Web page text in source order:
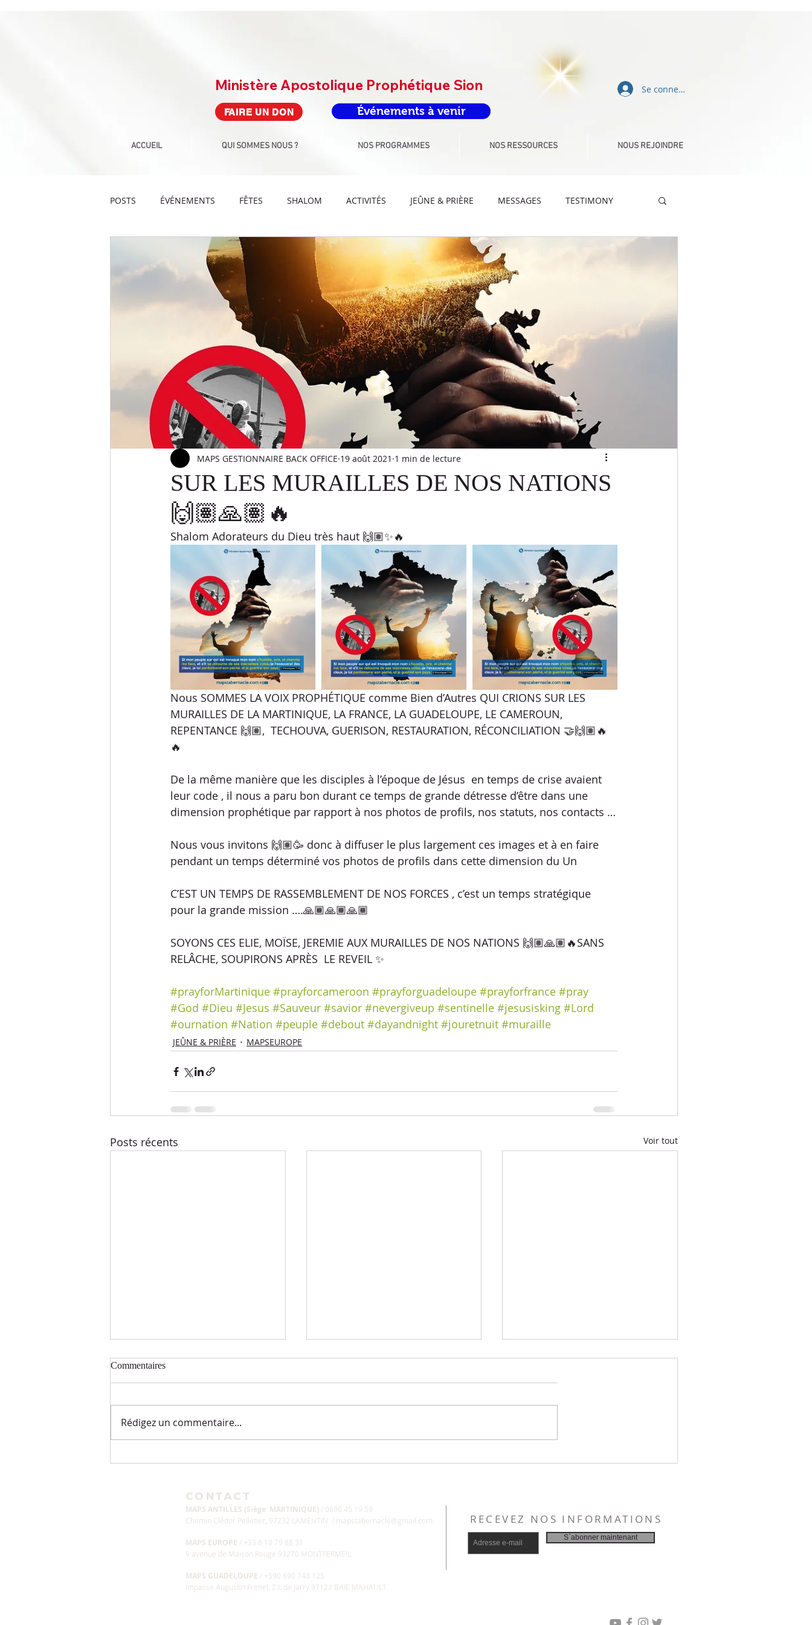
FAIRE UN DON
Ministère Apostolique Prophétique Sion Se connecter
ACCUEIL QUI SOMMES NOUS ? NOS PROGRAMMES NOS RESSOURCES NOUS REJOINDRE
Événements à venir
POSTS ÉVÉNEMENTS FÊTES SHALOM ACTIVITÉS JEÛNE & PRIÈRE MESSAGES TESTIMONY
CULTE DEFIS ADORATION DEFIS PAROLE DEFIS ARTS-CULTURE
DÉFIS SPORT ATELIER DÉFI PROPHÉTIQUE CELEBRATION TIME
ETUDES BIBLIQUES RÉPONSES DÉFIS PAROLE VIDÉO ÉVANGÉLISATION MÉDITATION
PESSAH SOUCCOTH SHAVOUOT PRÉMICES PAINS SANS LEVAINS
SUR LES MURAILLES DE NOS NATIONS
🙌🏽🙏🏽🔥
MAPS GESTIONNAIRE BACK OFFICE 19 août 2021 1 min de lecture
Shalom Adorateurs du Dieu très haut 🙌🏽✨🔥
Nous SOMMES LA VOIX PROPHÉTIQUE comme Bien d’Autres QUI CRIONS SUR LES
MURAILLES DE LA MARTINIQUE, LA FRANCE, LA GUADELOUPE, LE CAMEROUN,
REPENTANCE 🙌🏽,  TECHOUVA, GUERISON, RESTAURATION, RÉCONCILIATION 🤝🙌🏽🔥
🔥
De la même manière que les disciples à l’époque de Jésus  en temps de crise avaient
leur code , il nous a paru bon durant ce temps de grande détresse d’être dans une
dimension prophétique par rapport à nos photos de profils, nos statuts, nos contacts …
Nous vous invitons 🙌🏽🥳 donc à diffuser le plus largement ces images et à en faire
pendant un temps déterminé vos photos de profils dans cette dimension du Un
C’EST UN TEMPS DE RASSEMBLEMENT DE NOS FORCES , c’est un temps stratégique
pour la grande mission ….🙏🏾🙏🏾🙏🏾
SOYONS CES ELIE, MOÏSE, JEREMIE AUX MURAILLES DE NOS NATIONS 🙌🏽🙏🏽🔥SANS
RELÂCHE, SOUPIRONS APRÈS  LE REVEIL ✨
#prayforMartinique #prayforcameroon #prayforguadeloupe #prayforfrance #pray
#God #Dieu #Jesus #Sauveur #savior #nevergiveup #sentinelle #jesusisking #Lord
#ournation #Nation #peuple #debout #dayandnight #jouretnuit #muraille
JEÛNE & PRIÈRE MAPSEUROPE
Posts récents Voir tout
Commentaires
Rédigez un commentaire...
CONTACT
MAPS ANTILLES (Siège MARTINIQUE) / 0696 45 19 59
Chemin Clédor Pelletier, 97232 LAMENTIN / mapstabernacle@gmail.com
MAPS EUROPE / +33 6 18 79 88 31
9 avenue de Maison Rouge 93270 MONTFERMEIL
MAPS GUADELOUPE / +590 690 148 125
Impasse Augustin Frenel, Z.I. de Jarry 97122 BAIE MAHAULT
RECEVEZ NOS INFORMATIONS
S`abonner maintenant